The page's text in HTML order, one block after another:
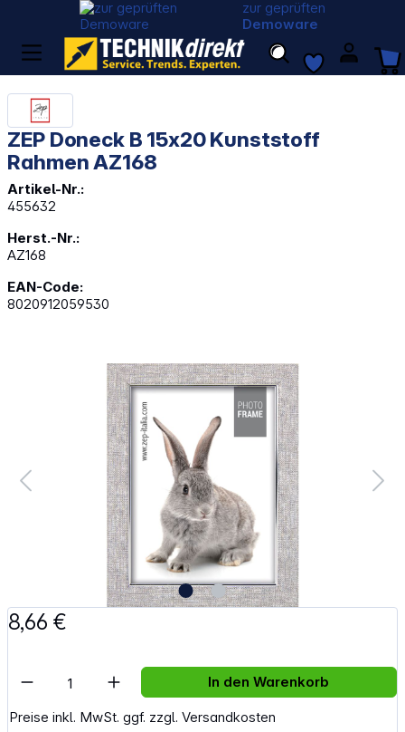
zur geprüften
Demoware
ZEP Doneck B 15x20 Kunststoff
Rahmen AZ168
Artikel-Nr.:
455632
Herst.-Nr.:
AZ168
EAN-Code:
8020912059530
Bildergalerie überspringen
8,66 €
Preise inkl. MwSt. ggf. zzgl. Versandkosten
Artikel Anzahl: Gib den gewünschten
In den Warenkorb